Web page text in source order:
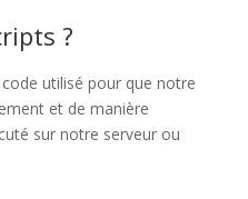
?
utilisé pour que notre
et de manière
sur notre serveur ou